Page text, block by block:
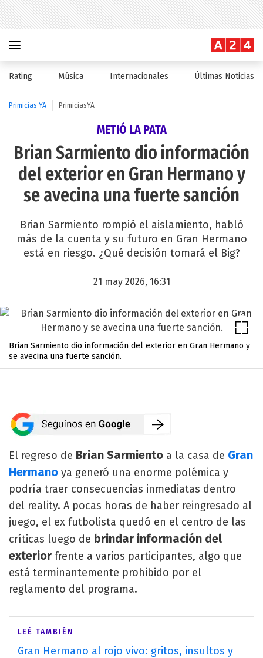
Rating Música Internacionales Últimas Noticias
Primicias YA PrimiciasYA
METIÓ LA PATA
Brian Sarmiento dio información
del exterior en Gran Hermano y
se avecina una fuerte sanción
Brian Sarmiento rompió el aislamiento, habló
más de la cuenta y su futuro en Gran Hermano
está en riesgo. ¿Qué decisión tomará el Big?
21 may 2026, 16:31
Brian Sarmiento dio información del exterior en Gran Hermano y
se avecina una fuerte sanción.
El regreso de Brian Sarmiento a la casa de Gran
Hermano ya generó una enorme polémica y
podría traer consecuencias inmediatas dentro
del reality. A pocas horas de haber reingresado al
juego, el ex futbolista quedó en el centro de las
críticas luego de brindar información del
exterior frente a varios participantes, algo que
está terminantemente prohibido por el
reglamento del programa.
LEÉ TAMBIÉN
Gran Hermano al rojo vivo: gritos, insultos y